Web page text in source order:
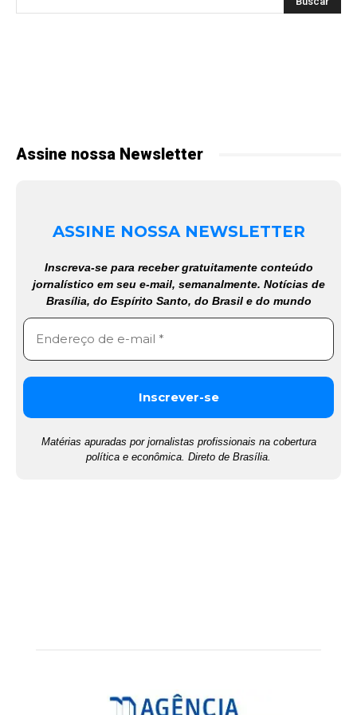
Assine nossa Newsletter
ASSINE NOSSA NEWSLETTER
Inscreva-se para receber gratuitamente conteúdo
jornalístico em seu e-mail, semanalmente. Notícias de
Brasília, do Espírito Santo, do Brasil e do mundo
Matérias apuradas por jornalistas profissionais na cobertura
política e econômica. Direto de Brasília.